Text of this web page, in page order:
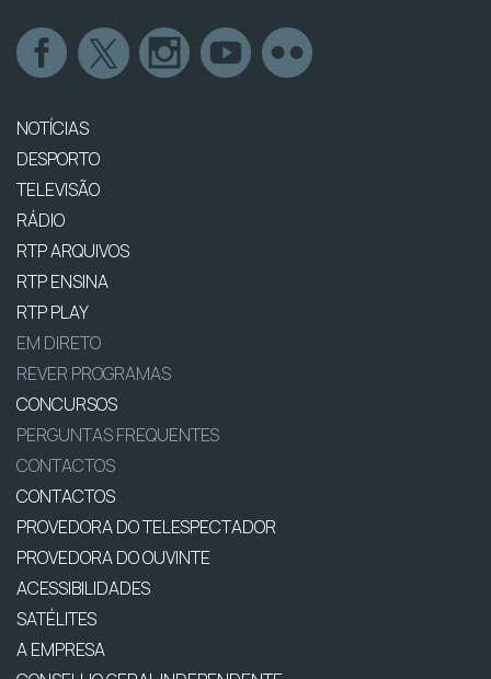
NOTÍCIAS
DESPORTO
TELEVISÃO
RÁDIO
RTP ARQUIVOS
RTP ENSINA
RTP PLAY
EM DIRETO
REVER PROGRAMAS
CONCURSOS
PERGUNTAS FREQUENTES
CONTACTOS
CONTACTOS
PROVEDORA DO TELESPECTADOR
PROVEDORA DO OUVINTE
ACESSIBILIDADES
SATÉLITES
A EMPRESA